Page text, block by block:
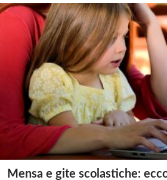
Mensa e gite scolastiche: